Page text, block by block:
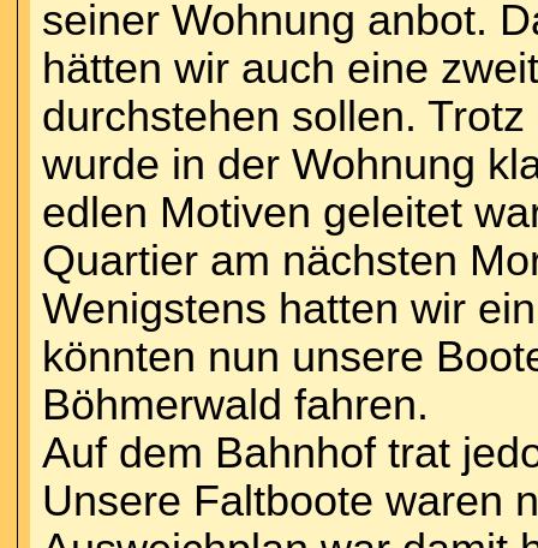
seiner Wohnung anbot.
hätten wir auch eine
durchstehen sollen.
wurde in der Wohnung
edlen Motiven geleitet
Quartier am nächsten
Wenigstens hatten wir
könnten nun unsere
Böhmerwald fahren.
Auf dem Bahnhof trat
Unsere Faltboote waren